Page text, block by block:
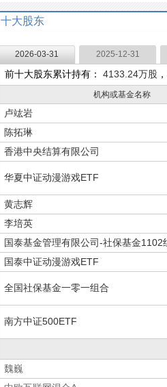
十大股东
2026-03-31 2025-12-31
前十大股东累计持有： 4133.24万股
机构或基金名称
卢竑岩
陈拓琳
香港中央结算有限公司
华夏中证动漫游戏ETF
黄志辉
李培英
国泰基金管理有限公司-社保基金1102
国泰中证动漫游戏ETF
全国社保基金一零一组合
南方中证500ETF
魏巍